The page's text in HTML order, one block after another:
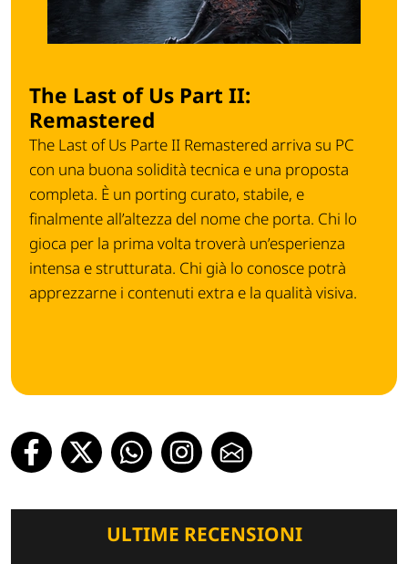
The Last of Us Part II:
Remastered
The Last of Us Parte II Remastered arriva su PC
con una buona solidità tecnica e una proposta
completa. È un porting curato, stabile, e
finalmente all’altezza del nome che porta. Chi lo
gioca per la prima volta troverà un’esperienza
intensa e strutturata. Chi già lo conosce potrà
apprezzarne i contenuti extra e la qualità visiva.
ULTIME RECENSIONI